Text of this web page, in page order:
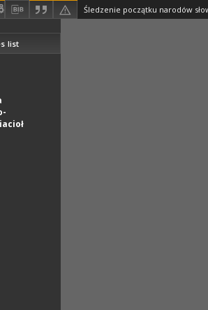
list